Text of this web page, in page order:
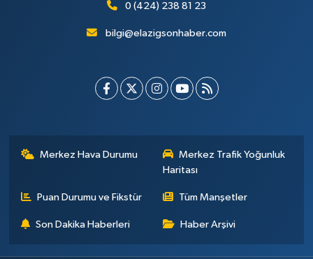
0 (424) 238 81 23
bilgi@elazigsonhaber.com
Merkez Hava Durumu
Merkez Trafik Yoğunluk
Haritası
Puan Durumu ve Fikstür Tüm Manşetler
Son Dakika Haberleri Haber Arşivi